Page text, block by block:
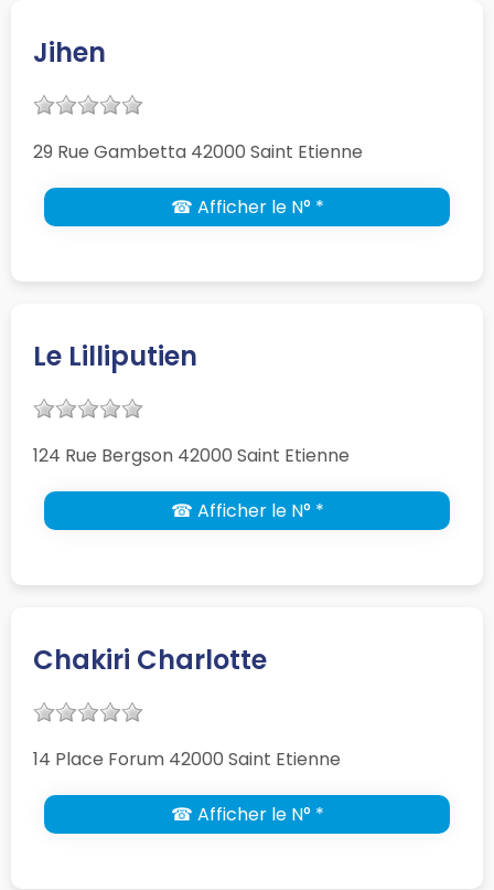
Jihen
29 Rue Gambetta 42000 Saint Etienne
☎ Afficher le N° *
Le Lilliputien
124 Rue Bergson 42000 Saint Etienne
☎ Afficher le N° *
Chakiri Charlotte
14 Place Forum 42000 Saint Etienne
☎ Afficher le N° *